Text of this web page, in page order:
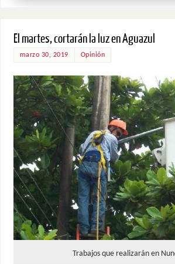
El martes, cortarán la luz en Aguazul
marzo 30, 2019 Opinión
Trabajos que realizarán en